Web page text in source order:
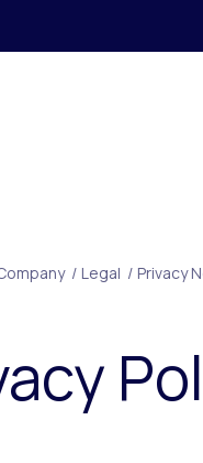
/ Legal / Privacy